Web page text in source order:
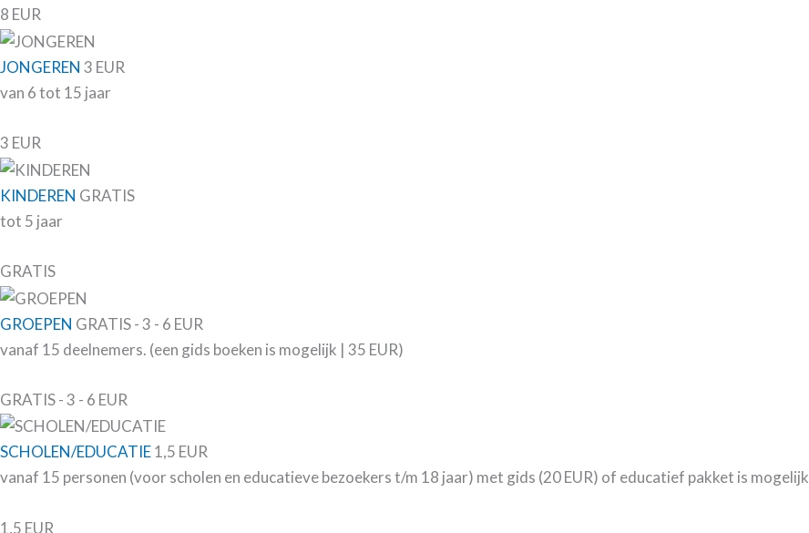
8 EUR
JONGEREN 3 EUR
van 6 tot 15 jaar
3 EUR
KINDEREN GRATIS
tot 5 jaar
GRATIS
GROEPEN GRATIS - 3 - 6 EUR
vanaf 15 deelnemers. (een gids boeken is mogelijk | 35 EUR)
GRATIS - 3 - 6 EUR
SCHOLEN/EDUCATIE1,5 EUR
vanaf 15 personen (voor scholen en educatieve bezoekers t/m 18 jaar) met gids (20 EUR) of educatief pakket is mogelijk
1,5 EUR